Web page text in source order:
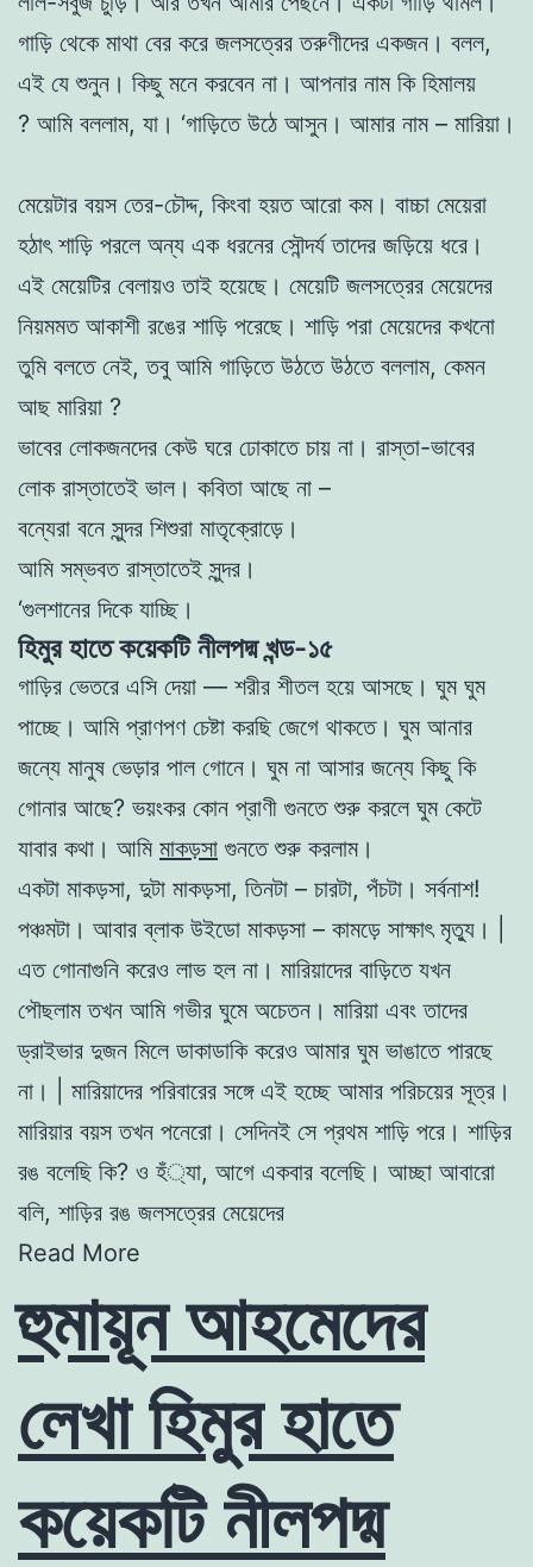
গাড়ি থেকে মাথা বের করে জলসত্রেরতরুণীদের একজন। বলল,
এই যে শুনুন। কিছু মনে করবেন না । আপনার নাম কি হিমালয়
? আমি বললাম, যা । ‘গাড়িতে উঠে আসুন । আমার নাম – মারিয়া।
মেয়েটার বয়স তের-চৌদ্দ, কিংবা হয়ত আরাে কম। বাচ্চা মেয়েরা
হঠাৎ শাড়ি পরলে অন্য এক ধরনের সৌন্দর্য তাদের জড়িয়ে ধরে ।
এই মেয়েটির বেলায়ও তাই হয়েছে। মেয়েটি জলসত্রের মেয়েদের
নিয়মমত আকাশী রঙের শাড়ি পরেছে। শাড়ি পরা মেয়েদের কখনাে
তুমি বলতে নেই,তবু আমি গাড়িতে উঠতে উঠতে বললাম, কেমন
আছ মারিয়া ?
ভাবের লােকজনদের কেউ ঘরে ঢােকাতে চায় না। রাস্তা-ভাবের
লােক রাস্তাতেই ভাল। কবিতা আছে না –
বন্যেরা বনে সুন্দর শিশুরা মাতৃক্রোড়ে।
আমি সম্ভবত রাস্তাতেই সুন্দর।
‘গুলশানের দিকে যাচ্ছি।
হিমুর হাতে কয়েকটি নীলপদ্ম খন্ড-১৫
গাড়ির ভেতরে এসি দেয়া — শরীর শীতল হয়ে আসছে। ঘুম ঘুম
পাচ্ছে। আমি প্রাণপণ চেষ্টা করছি জেগে থাকতে। ঘুম আনার
জন্যে মানুষ ভেড়ার পাল গােনে। ঘুম না আসার জন্যে কিছু কি
গােনার আছে? ভয়ংকর কোন প্রাণী গুনতে শুরু করলে ঘুম কেটে
যাবার কথা। আমি মাকড়সা গুনতে শুরু করলাম।
একটা মাকড়সা, দুটা মাকড়সা, তিনটা – চারটা, পঁচটা। সর্বনাশ!
পঞ্চমটা। আবার ব্লাক উইডাে মাকড়সা – কামড়ে সাক্ষাৎ মৃত্যু।
এত গােনাগুনি করেও লাভ হল না। মারিয়াদের বাড়িতে যখন
পৌছলাম তখন আমি গভীর ঘুমে অচেতন। মারিয়া এবং তাদের
ড্রাইভার দুজন মিলে ডাকাডাকি করেও আমার ঘুম ভাঙাতে পারছে
না।
| মারিয়াদের পরিবারের সঙ্গে এই হচ্ছে আমার পরিচয়ের সূত্র।
মারিয়ার বয়সতখন পনেরাে। সেদিনই সে প্রথম শাড়ি পরে। শাড়ির
রঙ বলেছি কি? ও হঁ্যা, আগে একবার বলেছি। আচ্ছা আবারাে
বলি, শাড়ির রঙ জলসত্রের মেয়েদের
Read More
হুমায়ূন আহমেদের
লেখা হিমুর হাতে
কয়েকটি নীলপদ্ম